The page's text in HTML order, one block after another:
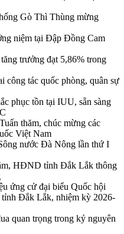
Gò Thì Thùng mừng
niệm tại Đập Đồng Cam
trưởng đạt 5,86% trong
tác quốc phòng, quân sự
phục tồn tại IUU, sẵn sàng
thăm, chúc mừng các
Việt Nam
nước Đà Nông lần thứ I
HĐND tỉnh Đắk Lắk thông
ứng cử đại biểu Quốc hội
Đắk Lắk, nhiệm kỳ 2026-
quan trọng trong kỷ nguyên